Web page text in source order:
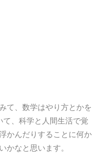
て、数学はやり方とかを
て、科学と人間生活で覚
かんだりすることに何か
かなと思います。